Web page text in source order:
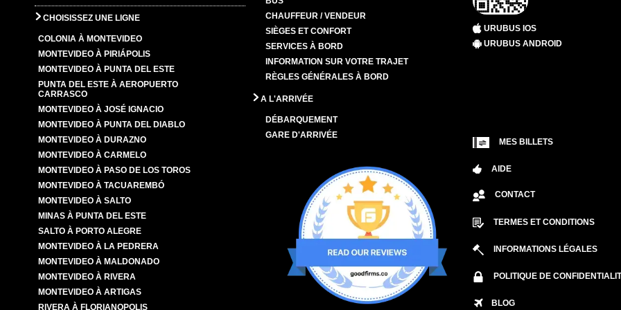
CHOISISSEZ UNE LIGNE
COLONIA À MONTEVIDEO
MONTEVIDEO À PIRIÁPOLIS
MONTEVIDEO À PUNTA DEL ESTE
PUNTA DEL ESTE À AEROPUERTO
CARRASCO
MONTEVIDEO À JOSÉ IGNACIO
MONTEVIDEO À PUNTA DEL DIABLO
MONTEVIDEO À DURAZNO
MONTEVIDEO À CARMELO
MONTEVIDEO À PASO DE LOS TOROS
MONTEVIDEO À TACUAREMBÓ
MONTEVIDEO À SALTO
MINAS À PUNTA DEL ESTE
SALTO À PORTO ALEGRE
MONTEVIDEO À LA PEDRERA
MONTEVIDEO À MALDONADO
MONTEVIDEO À RIVERA
MONTEVIDEO À ARTIGAS
RIVERA À FLORIANOPOLIS
CHAUFFEUR / VENDEUR
SIÈGES ET CONFORT
SERVICES À BORD
INFORMATION SUR VOTRE TRAJET
RÈGLES GÉNÉRALES À BORD
A L'ARRIVÉE
DÉBARQUEMENT
GARE D'ARRIVÉE
URUBUS IOS
URUBUS ANDROID
MES BILLETS
AIDE
CONTACT
TERMES ET CONDITIONS
INFORMATIONS LÉGALES
POLITIQUE DE
BLOG